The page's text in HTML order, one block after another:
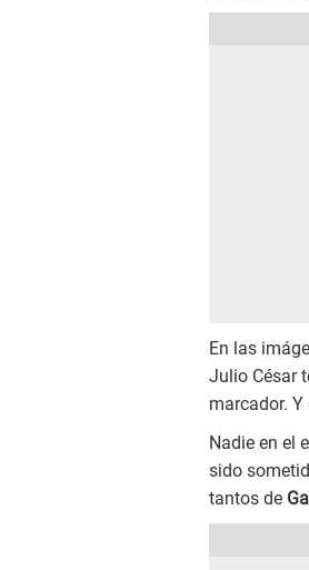
En las
Julio César
marcador.
Nadie en el
sido
tantos de